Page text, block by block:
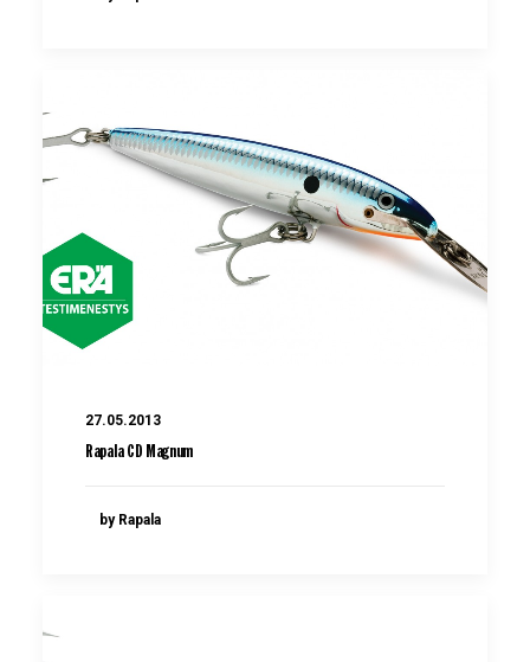
27.05.2013
Rapala CD Magnum
by Rapala